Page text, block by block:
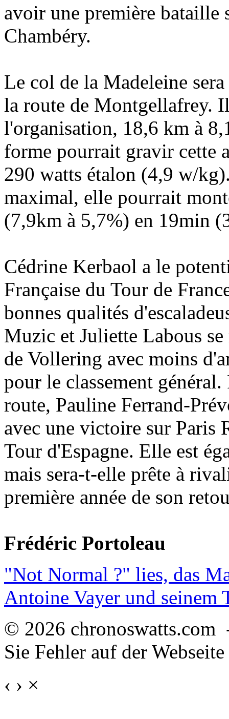
avoir une première bataille
Chambéry.
Le col de la Madeleine
la route de Montgellafrey.
l'organisation, 18,6 km à
forme pourrait gravir cette
290 watts étalon (4,9 w/
maximal, elle pourrait
(7,9km à 5,7%) en 19min
Cédrine Kerbaol a le
Française du Tour de
bonnes qualités
Muzic et Juliette Labous
de Vollering avec moins
pour le classement
route, Pauline Ferrand-
avec une victoire sur Paris
Tour d'Espagne. Elle est
mais sera-t-elle prête à
première année de son
Frédéric Portoleau
"Not Normal ?" lies, das
Antoine Vayer und seinem
© 2026
Sie Fehler auf der
‹ › ×